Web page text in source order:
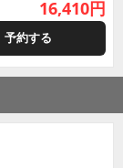
16,410円
予約する